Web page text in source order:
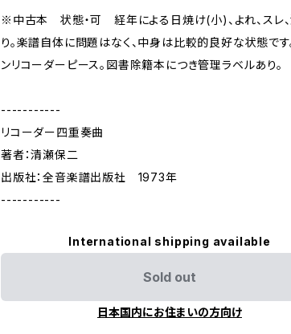
※中古本 状態・可 経年による日焼け(小)、よれ、スレ
り。楽譜自体に問題はなく、中身は比較的良好な状態です
ンリコーダーピース。図書除籍本につき管理ラベルあり。
-----------
リコーダー四重奏曲
著者：清瀬保二
出版社：全音楽譜出版社 1973年
-----------
International shipping available
Sold out
日本国内にお住まいの方向け